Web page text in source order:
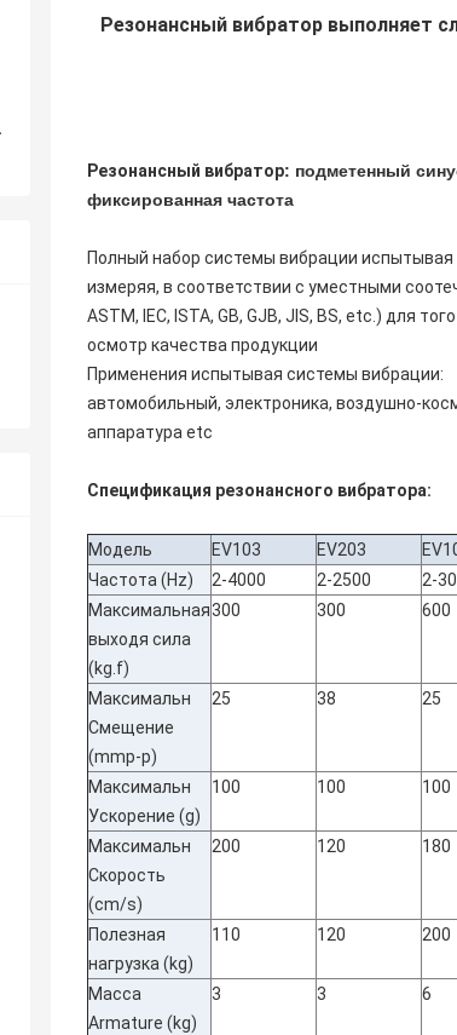
Резонансный вибратор выполняет
Резонансный вибратор: подметенный
фиксированная частота
Полный набор системы вибрации
измеряя, в соответствии с уместными
ASTM, IEC, ISTA, GB, GJB, JIS, BS, etc.) для
осмотр качества продукции
Применения испытывая системы вибрации:
автомобильный, электроника, воздушно-
аппаратура etc
Спецификация резонансного вибратора:
Модель EV103 EV203
Частота (Hz)
2-4000 2-2500 2-
Максимальная
выходя сила
(kg.f)
300 300 600
Максимальн
Смещение
(mmp-p)
25 38 25
Максимальн
Ускорение (g)
100 100 100
Максимальн
Скорость
(cm/s)
200 120 180
Полезная
нагрузка (kg)
110 120 200
Масса
Armature (kg)
3 3 6